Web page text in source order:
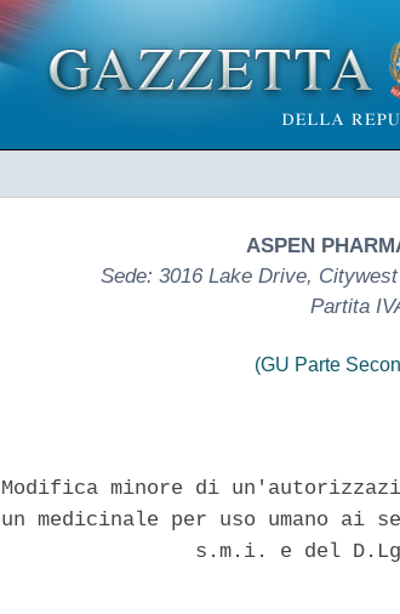
ASPEN
Sede: 3016 Lake Drive,
Partita
(GU Parte
Modifica minore di
un medicinale per uso umano ai
s.m.i. e del